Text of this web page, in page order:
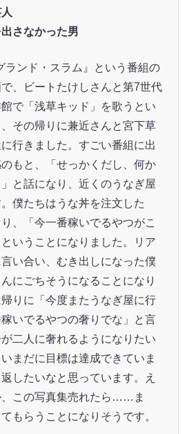
さなかった男
ランド・スラム』という番組の
、ビートたけしさんと第7世代
で「浅草キッド」を歌うとい
その帰りに兼近さんと宮下草
行きました。すごい番組に出
もと、「せっかくだし、何か
と話になり、近くのうなぎ屋
僕たちはうな丼を注文した
、「今一番稼いでるやつがこ
いうことになりました。リア
い合い、むき出しになった僕
にごちそうになることになり
りに「今度またうなぎ屋に行
いでるやつの奢りでな」と言
二人に奢れるようになりたい
まだに目標は達成できていま
したいなと思っています。え
この写真集売れたら……ま
もらうことになりそうです。